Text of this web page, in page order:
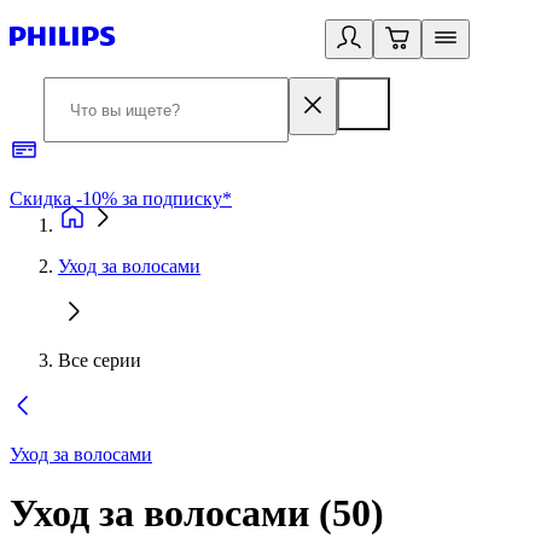
Скидка -10% за подписку*
Уход за волосами
Все серии
Уход за волосами
Уход за волосами (50)